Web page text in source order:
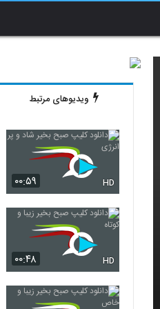
ویدیوهای مرتبط
۰۰:۵۹ HD
۰۰:۴۸ HD